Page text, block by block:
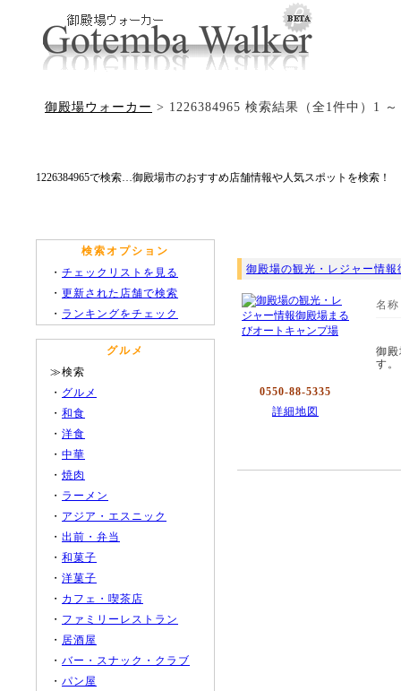
御殿場ウォーカー > 1226384965 検索結果（全1件中）1
1226384965で検索…御殿場市のおすすめ店舗情報や人気スポットを検索！
検索オプション
・ チェックリストを見る
・ 更新された店舗で検索
・ ランキングをチェック
グルメ
≫検索
・ グルメ
・ 和食
・ 洋食
・ 中華
・ 焼肉
・ ラーメン
・ アジア・エスニック
・ 出前・弁当
・ 和菓子
・ 洋菓子
・ カフェ・喫茶店
・ ファミリーレストラン
・ 居酒屋
・ バー・スナック・クラブ
・ パン屋
御殿場の観光・レジャー情
0550-88-5335
詳細地図
名
御
す。